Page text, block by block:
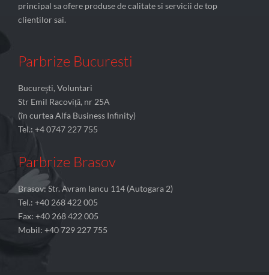
principal sa ofere produse de calitate si servicii de top
clientilor sai.
Parbrize Bucuresti
București, Voluntari
Str Emil Racoviță, nr 25A
(în curtea Alfa Business Infinity)
Tel.: +4 0747 227 755
Parbrize Brasov
Brasov: Str. Avram Iancu 114 (Autogara 2)
Tel.: +40 268 422 005
Fax: +40 268 422 005
Mobil: +40 729 227 755